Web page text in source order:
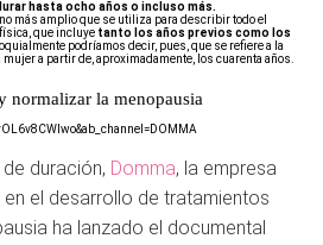
hasta ocho años o incluso más.
más amplio que se utiliza para describir todo el
que incluye tanto los años previos como los
podríamos decir, pues, que se refiere a la
a partir de, aproximadamente, los cuarenta años.
normalizar la menopausia
duración, Domma, la empresa
el desarrollo de tratamientos
ha lanzado el documental